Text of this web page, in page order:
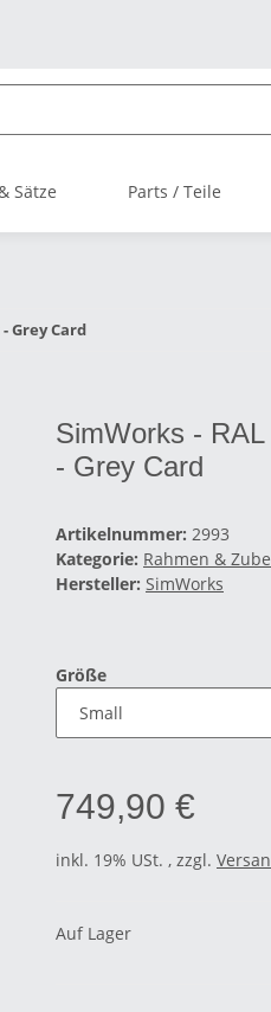
Sätze Parts / Teile
Grey Card
SimWorks -
- Grey Card
Artikelnummer: 2993
Kategorie: Rahmen &
Hersteller: SimWorks
Größe
749,90 €
inkl. 19% USt. , zzgl.
Auf Lager